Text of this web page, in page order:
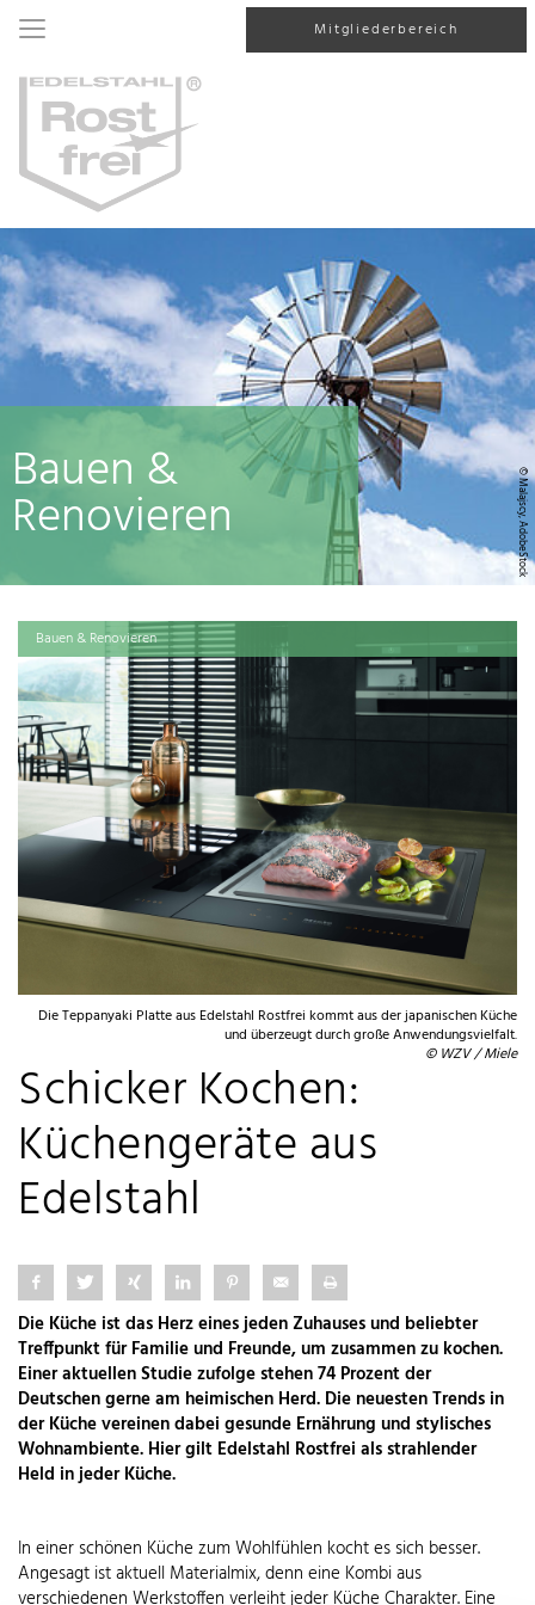
Mitgliederbereich
© Malajscy, AdobeStock
Bauen &
Renovieren
Bauen & Renovieren
Die Teppanyaki Platte aus Edelstahl Rostfrei kommt aus der japanischen Küche
und überzeugt durch große Anwendungsvielfalt.
© WZV / Miele
Schicker Kochen:
Küchengeräte aus
Edelstahl
Die Küche ist das Herz eines jeden Zuhauses und beliebter
Treffpunkt für Familie und Freunde, um zusammen zu kochen.
Einer aktuellen Studie zufolge stehen 74 Prozent der
Deutschen gerne am heimischen Herd. Die neuesten Trends in
der Küche vereinen dabei gesunde Ernährung und stylisches
Wohnambiente. Hier gilt Edelstahl Rostfrei als strahlender
Held in jeder Küche.
In einer schönen Küche zum Wohlfühlen kocht es sich besser.
Angesagt ist aktuell Materialmix, denn eine Kombi aus